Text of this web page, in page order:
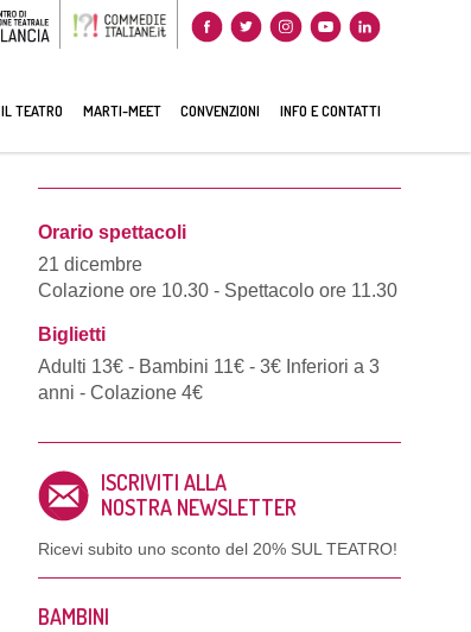
IL TEATRO MARTI-MEET CONVENZIONI INFO E CONTATTI
Orario spettacoli
21 dicembre
Colazione ore 10.30 - Spettacolo ore 11.30
Biglietti
Adulti 13€ - Bambini 11€ - 3€ Inferiori a 3
anni - Colazione 4€
ISCRIVITI ALLA
NOSTRA NEWSLETTER
Ricevi subito uno sconto del 20% SUL TEATRO!
BAMBINI